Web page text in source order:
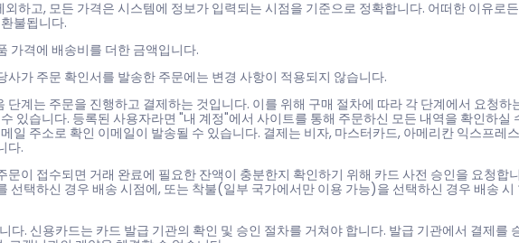
하고, 모든 가격은 시스템에 정보가 입력되는 시점을 기준으로 정확합니다. 어떠한 이유로
불됩니다.
가격에 배송비를 더한 금액입니다.
가 주문 확인서를 발송한 주문에는 변경 사항이 적용되지 않습니다.
계는 주문을 진행하고 결제하는 것입니다. 이를 위해 구매 절차에 따라 각 단계에서 요청하
있습니다. 등록된 사용자라면 "내 계정"에서 사이트를 통해 주문하신 모든 내역을 확인하실
일 주소로 확인 이메일이 발송될 수 있습니다. 결제는 비자, 마스터카드, 아메리칸 익스프레
다.
이 접수되면 거래 완료에 필요한 잔액이 충분한지 확인하기 위해 카드 사전 승인을 요청합
택하신 경우 배송 시점에, 또는 착불(일부 국가에서만 이용 가능)을 선택하신 경우 배송 시
. 신용카드는 카드 발급 기관의 확인 및 승인 절차를 거쳐야 합니다. 발급 기관에서 결제를